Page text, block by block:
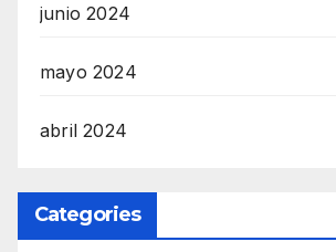
junio 2024
mayo 2024
abril 2024
Categories